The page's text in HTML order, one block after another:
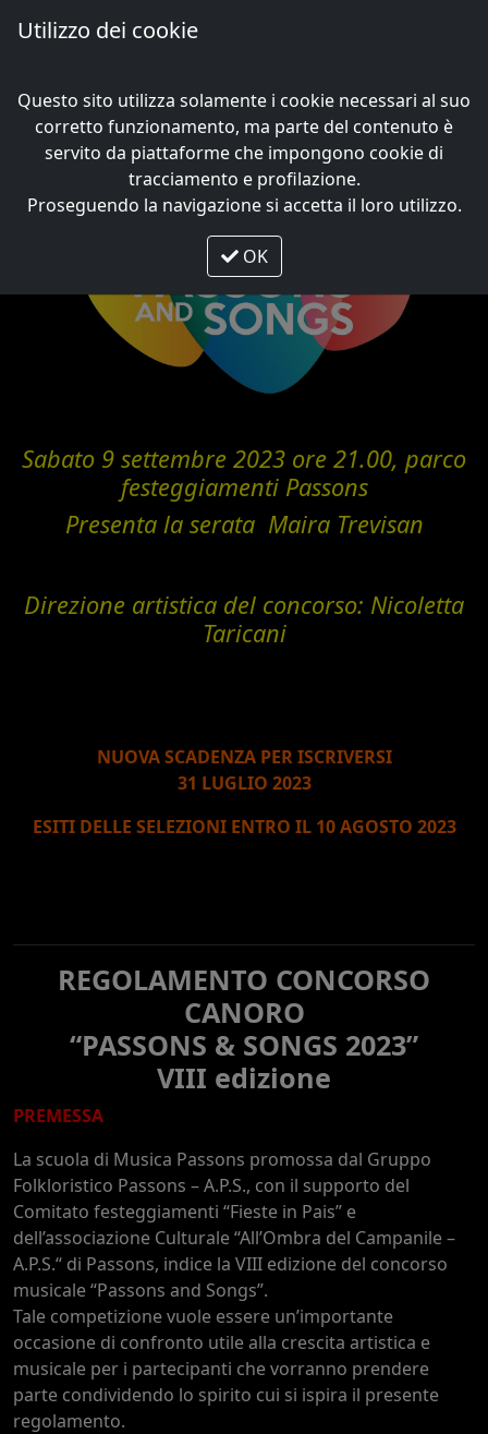
Utilizzo dei cookie
Questo sito utilizza solamente i cookie necessari al suo
corretto funzionamento, ma parte del contenuto è
servito da piattaforme che impongono cookie di
tracciamento e profilazione.
Proseguendo la navigazione si accetta il loro utilizzo.
OK
Ottava edizione – 2023
Sabato 9 settembre 2023 ore 21.00, parco
festeggiamenti Passons
Presenta la serata Maira Trevisan
Direzione artistica del concorso: Nicoletta
Taricani
NUOVA SCADENZA PER ISCRIVERSI
31 LUGLIO 2023
ESITI DELLE SELEZIONI ENTRO IL 10 AGOSTO 2023
REGOLAMENTO CONCORSO
CANORO
“PASSONS & SONGS 2023”
VIII edizione
PREMESSA
La scuola di Musica Passons promossa dal Gruppo
Folkloristico Passons – A.P.S., con il supporto del
Comitato festeggiamenti “Fieste in Pais” e
dell’associazione Culturale “All’Ombra del Campanile –
A.P.S.“ di Passons, indice la VIII edizione del concorso
musicale “Passons and Songs”.
Tale competizione vuole essere un’importante
occasione di confronto utile alla crescita artistica e
musicale per i partecipanti che vorranno prendere
parte condividendo lo spirito cui si ispira il presente
regolamento.